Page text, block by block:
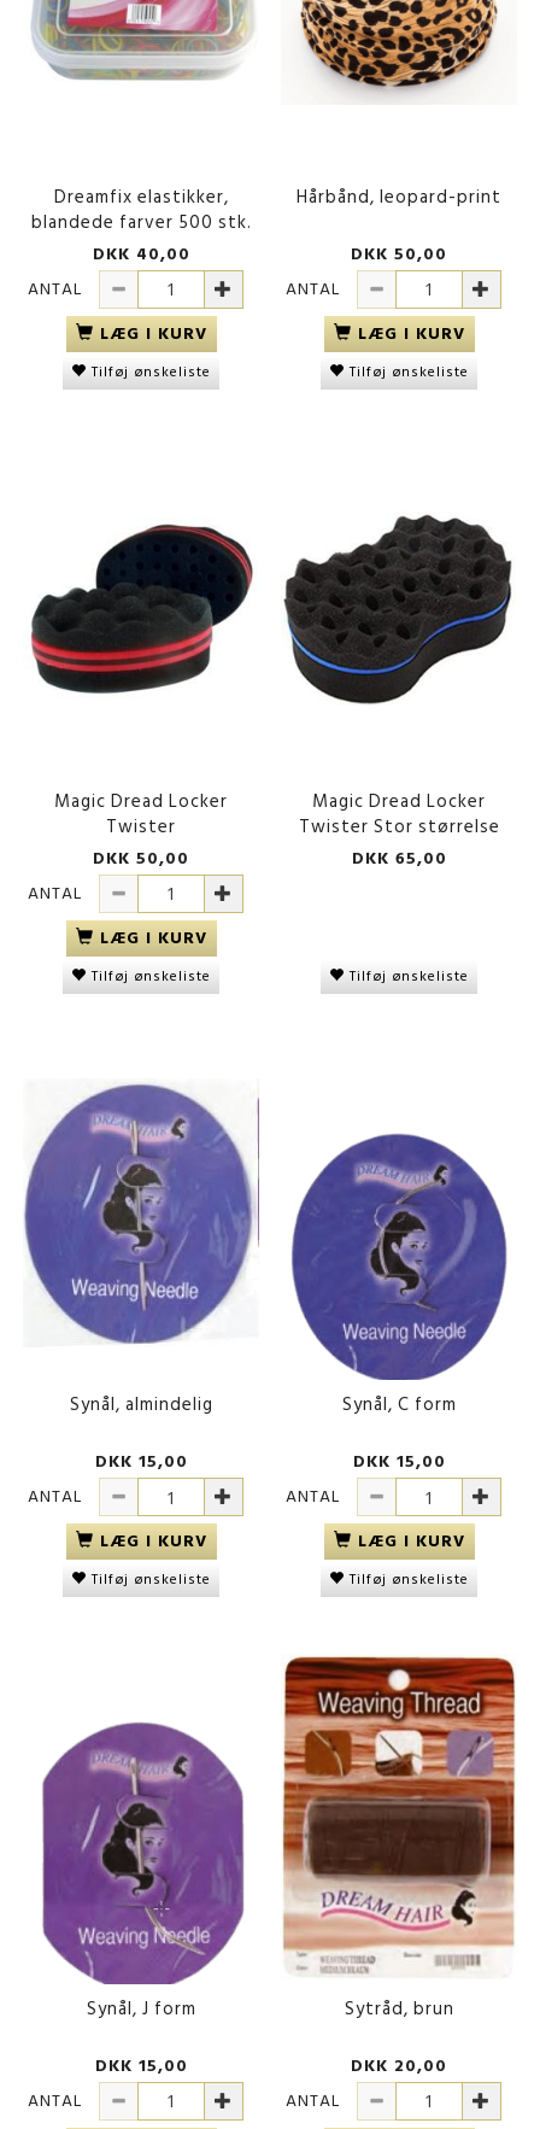
Dreamfix elastikker,
blandede farver 500 stk.
DKK 40,00
ANTAL
LÆG I KURV
Tilføj ønskeliste
Hårbånd, leopard-print
DKK 50,00
ANTAL
LÆG I KURV
Tilføj ønskeliste
Magic Dread Locker
Twister
DKK 50,00
ANTAL
LÆG I KURV
Tilføj ønskeliste
Magic Dread Locker
Twister Stor størrelse
DKK 65,00
Tilføj ønskeliste
Synål, almindelig
DKK 15,00
ANTAL
LÆG I KURV
Tilføj ønskeliste
Synål, C form
DKK 15,00
ANTAL
LÆG I KURV
Tilføj ønskeliste
Synål, J form
DKK 15,00
ANTAL
Sytråd, brun
DKK 20,00
ANTAL